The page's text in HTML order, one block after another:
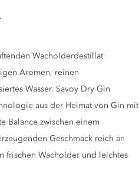
Wacholderdestillat
Aromen, reinen
Wasser. Savoy Dry Gin
aus der Heimat von Gin mit
Balance zwischen einem
Geschmack reich an
frischen Wacholder und leichtes